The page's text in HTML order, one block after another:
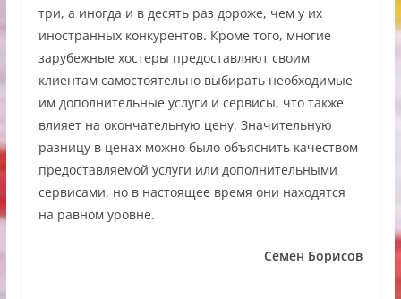
три, а иногда и в десять раз дороже, чем у их
иностранных конкурентов. Кроме того, многие
зарубежные хостеры предоставляют своим
клиентам самостоятельно выбирать необходимые
им дополнительные услуги и сервисы, что также
влияет на окончательную цену. Значительную
разницу в ценах можно было объяснить качеством
предоставляемой услуги или дополнительными
сервисами, но в настоящее время они находятся
на равном уровне.
Семен Борисов